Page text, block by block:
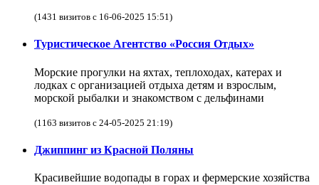
(1431 визитов с 16-06-2025 15:51)
Туристическое Агентство «Россия Отдых»
Морские прогулки на яхтах, теплоходах, катерах и
лодках с организацией отдыха детям и взрослым,
морской рыбалки и знакомством с дельфинами
(1163 визитов с 24-05-2025 21:19)
Джиппинг из Красной Поляны
Красивейшие водопады в горах и фермерские хозяйства